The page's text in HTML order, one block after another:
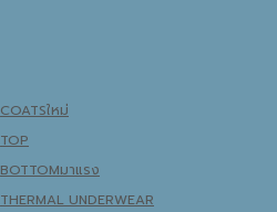
COATS
TOP
BOTTOM
THERMAL UNDERWEAR